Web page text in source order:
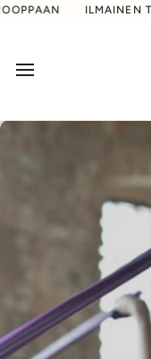
SuoraanILMAINEN